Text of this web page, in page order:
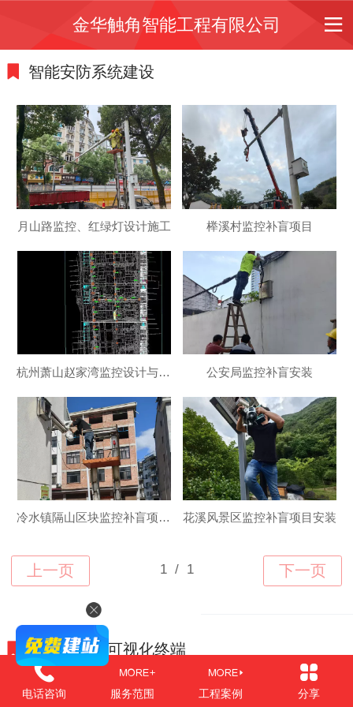
金华触角智能工程有限公司
智能安防系统建设
月山路监控、红绿灯设计施工 榉溪村监控补盲项目
杭州萧山赵家湾监控设计与施工 公安局监控补盲安装
冷水镇隔山区块监控补盲项目安装 花溪风景区监控补盲项目安装
市政工程与可视化终端
电话咨询 服务范围 工程案例 分享